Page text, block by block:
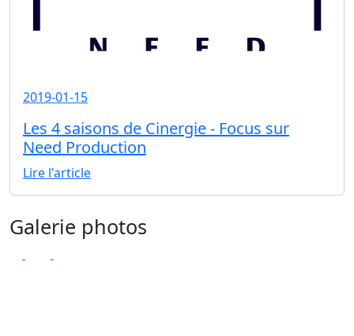
2019-01-15
Les 4 saisons de Cinergie - Focus sur
Need Production
Lire l'article
Galerie photos